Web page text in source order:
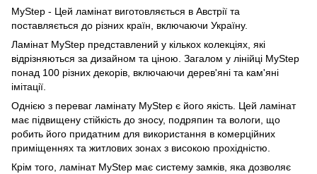
MyStep - Цей ламінат виготовляється в Австрії та
поставляється до різних країн, включаючи Україну.
Ламінат MyStep представлений у кількох колекціях, які
відрізняються за дизайном та ціною. Загалом у лінійці MyStep
понад 100 різних декорів, включаючи дерев'яні та кам'яні
імітації.
Однією з переваг ламінату MyStep є його якість. Цей ламінат
має підвищену стійкість до зносу, подряпин та вологи, що
робить його придатним для використання в комерційних
приміщеннях та житлових зонах з високою прохідністю.
Крім того, ламінат MyStep має систему замків, яка дозволяє